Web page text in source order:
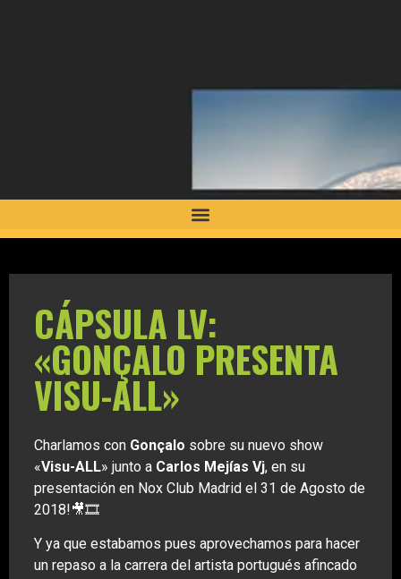
CÁPSULA LV:
«GONÇALO PRESENTA
VISU-ALL»
Charlamos con Gonçalo sobre su nuevo show
«Visu-ALL» junto a Carlos Mejías Vj, en su
presentación en Nox Club Madrid el 31 de Agosto de
2018!🎥🎞️
Y ya que estabamos pues aprovechamos para hacer
un repaso a la carrera del artista portugués afincado